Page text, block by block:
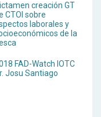
creación GT
CTOI sobre
laborales y
de la
FAD-Watch IOTC
Josu Santiago